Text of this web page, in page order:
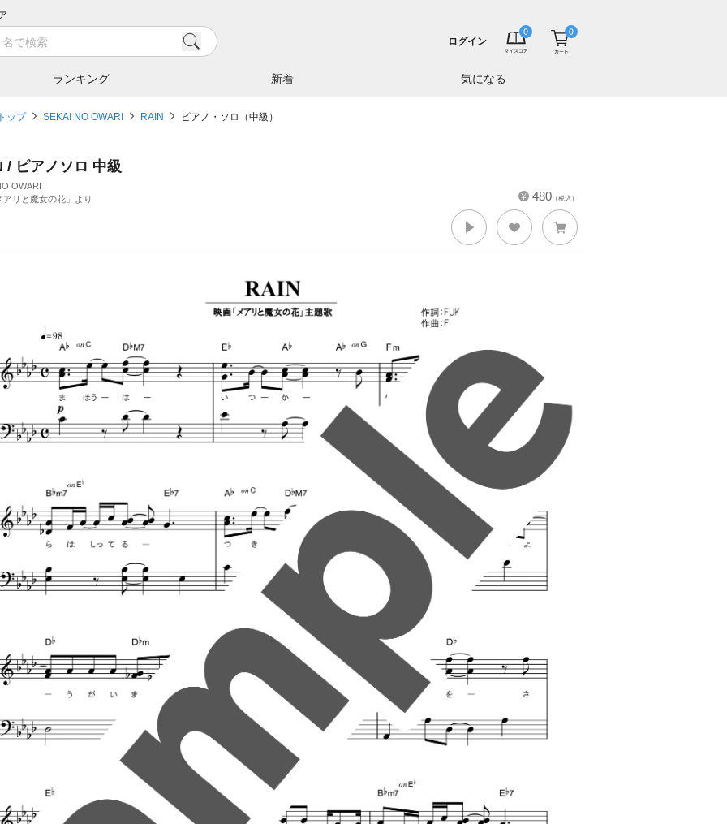
ランキング 新着 気になる
ログイン
ップ SEKAI NO OWARI RAIN ピアノ・ソロ（中級）
/ ピアノソロ 中級
OWARI
アリと魔女の花」より
480 （税込）